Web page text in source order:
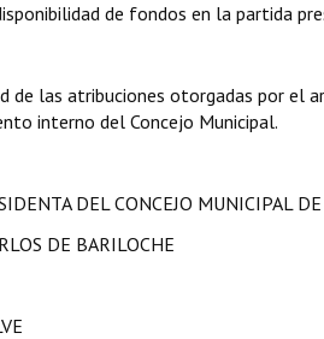
de fondos en la partida
de las atribuciones otorgadas por el
interno del Concejo Municipal.
DEL CONCEJO MUNICIPAL DE
DE BARILOCHE